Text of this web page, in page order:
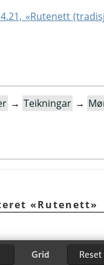
«Rutenett
→ Teikningar →
«Rutenett»